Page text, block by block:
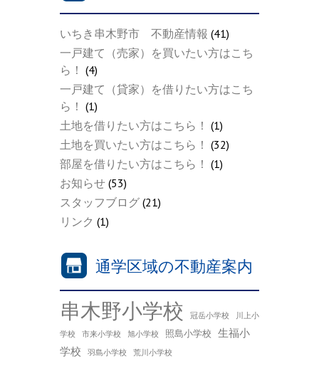
いちき串木野市 不動産情報 (41)
一戸建て（売家）を買いたい方はこち
ら！ (4)
一戸建て（貸家）を借りたい方はこち
ら！ (1)
土地を借りたい方はこちら！ (1)
土地を買いたい方はこちら！ (32)
部屋を借りたい方はこちら！ (1)
お知らせ (53)
スタッフブログ (21)
リンク (1)
通学区域の不動産案内
串木野小学校 冠岳小学校
川上小
学校
市来小学校 旭小学校 照島小学校 生福小
学校
羽島小学校 荒川小学校